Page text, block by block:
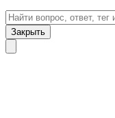
Закрыть